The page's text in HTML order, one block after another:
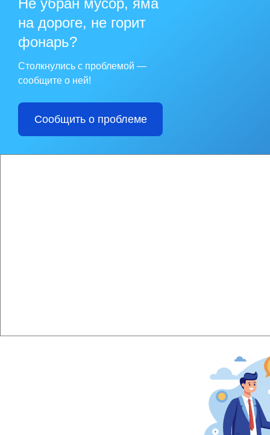
Не убран мусор, яма
на дороге, не горит
фонарь?
Столкнулись с проблемой —
сообщите о ней!
Сообщить о проблеме